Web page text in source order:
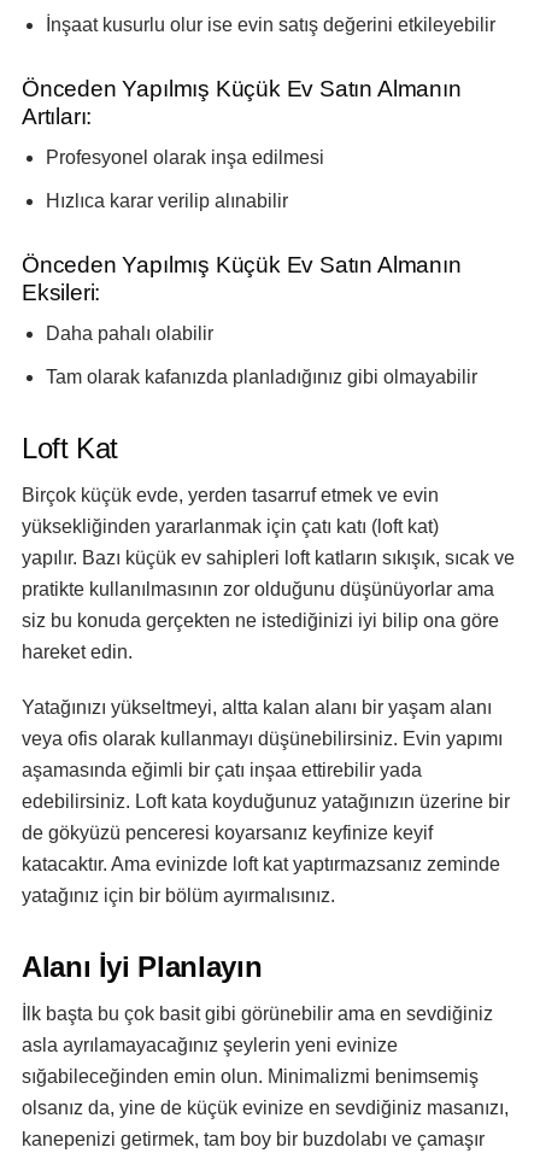
İnşaat kusurlu olur ise evin satış değerini etkileyebilir
Önceden Yapılmış Küçük Ev Satın Almanın
Artıları:
Profesyonel olarak inşa edilmesi
Hızlıca karar verilip alınabilir
Önceden Yapılmış Küçük Ev Satın Almanın
Eksileri:
Daha pahalı olabilir
Tam olarak kafanızda planladığınız gibi olmayabilir
Loft Kat
Birçok küçük evde, yerden tasarruf etmek ve evin
yüksekliğinden yararlanmak için çatı katı (loft kat)
yapılır. Bazı küçük ev sahipleri loft katların sıkışık, sıcak ve
pratikte kullanılmasının zor olduğunu düşünüyorlar ama
siz bu konuda gerçekten ne istediğinizi iyi bilip ona göre
hareket edin.
Yatağınızı yükseltmeyi, altta kalan alanı bir yaşam alanı
veya ofis olarak kullanmayı düşünebilirsiniz. Evin yapımı
aşamasında eğimli bir çatı inşaa ettirebilir yada
edebilirsiniz. Loft kata koyduğunuz yatağınızın üzerine bir
de gökyüzü penceresi koyarsanız keyfinize keyif
katacaktır. Ama evinizde loft kat yaptırmazsanız zeminde
yatağınız için bir bölüm ayırmalısınız.
Alanı İyi Planlayın
İlk başta bu çok basit gibi görünebilir ama en sevdiğiniz
asla ayrılamayacağınız şeylerin yeni evinize
sığabileceğinden emin olun. Minimalizmi benimsemiş
olsanız da, yine de küçük evinize en sevdiğiniz masanızı,
kanepenizi getirmek, tam boy bir buzdolabı ve çamaşır